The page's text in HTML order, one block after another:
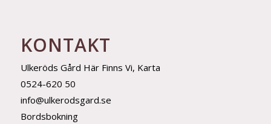
KONTAKT
Ulkeröds Gård Här Finns Vi, Karta
0524-620 50
info@ulkerodsgard.se
Bordsbokning